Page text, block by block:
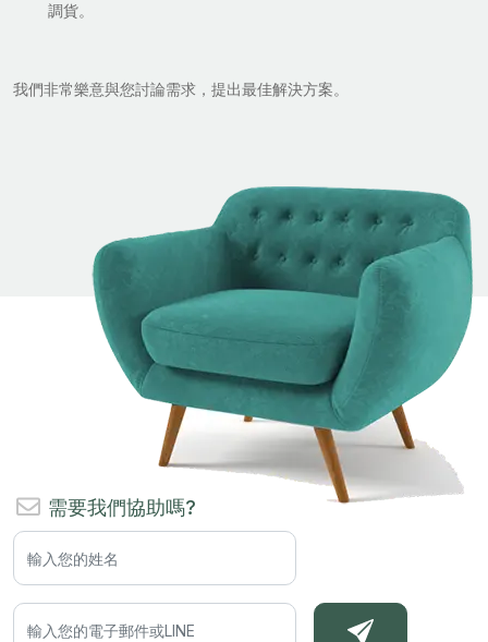
調貨。
我們非常樂意與您討論需求，提出最佳解決方案。
需要我們協助嗎?